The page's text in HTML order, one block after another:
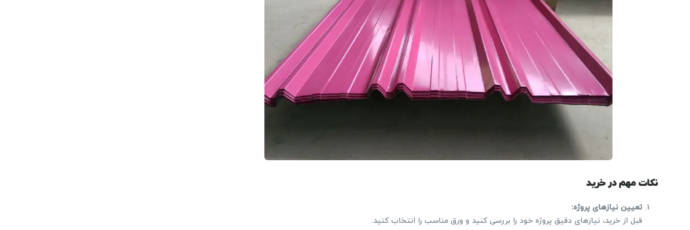
نکات مهم در خرید
تعیین نیازهای پروژه:
قبل از خرید، نیازهای دقیق پروژه خود را بررسی کنید و ورق مناسب را انتخاب کنید.